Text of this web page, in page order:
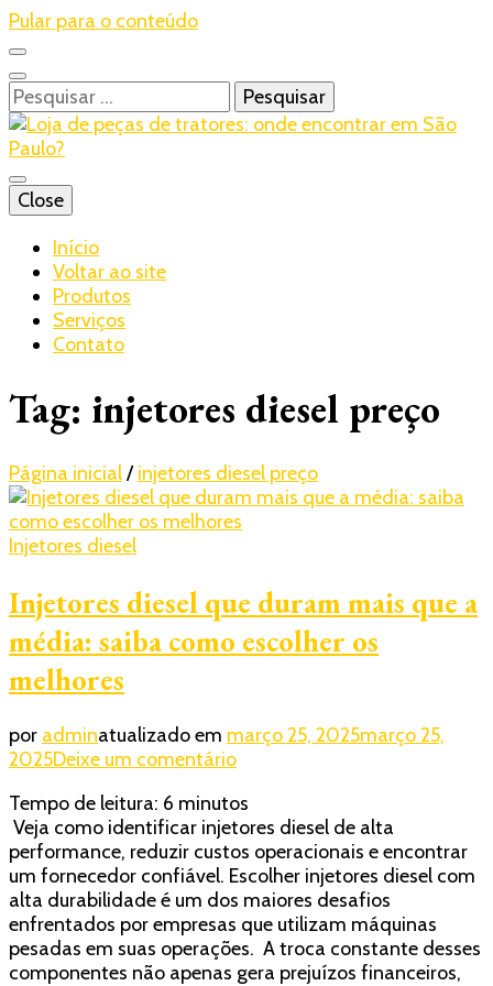
Pular para o conteúdo
Pesquisar
por:
Realtrac
Blog – Realtrac
Close
Início
Voltar ao site
Produtos
Serviços
Contato
Tag: injetores diesel preço
Página inicial/ injetores diesel preço
Injetores diesel
Injetores diesel que duram mais que a
média: saiba como escolher os
melhores
por adminatualizado em março 25, 2025março 25,
2025Deixe um comentárioem
diesel
que
duram
mais
que
a
média:
saiba
Tempo de leitura: 6 minutos
Veja como identificar injetores diesel de alta
performance, reduzir custos operacionais e encontrar
um fornecedor confiável. Escolher injetores diesel com
alta durabilidade é um dos maiores desafios
enfrentados por empresas que utilizam máquinas
pesadas em suas operações. A troca constante desses
componentes não apenas gera prejuízos financeiros,